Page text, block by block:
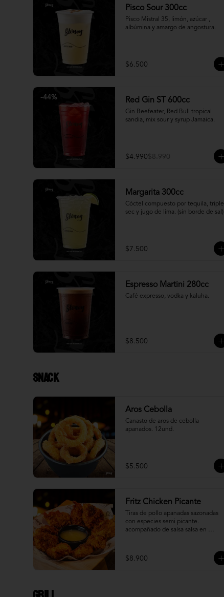
Pisco Sour 300cc
Pisco Mistral 35, limón, azúcar ,
albúmina y amargo de angostura.
$6.500
-44% Red Gin ST 600cc
Gin Beefeater, Red Bull tropical
sandia, mix sour y syrup Jamaica.
$4.990$8.990
Margarita 300cc
Cóctel compuesto por tequila, triple
sec y jugo de lima. (sin borde de sal)
$7.500
Espresso Martini 280cc
Café expresso, vodka y kaluha.
$8.500
Snack
Aros Cebolla
Canasto de aros de cebolla
apanados. 12und.
$5.500
Fritz Chicken Picante
Tiras de pollo apanadas sazonadas
con especies semi picante.
acompañado de salsa salsa en
$8.900